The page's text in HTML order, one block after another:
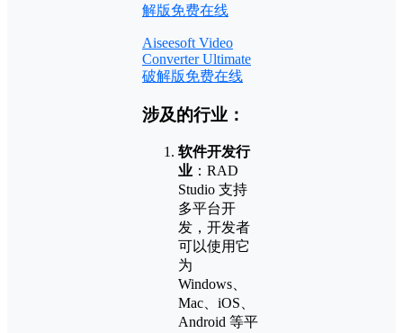
解版免费在线
Aiseesoft Video
Converter Ultimate
破解版免费在线
涉及的行业：
软件开发行
业 ：RAD
Studio 支持
多平台开
发，开发者
可以使用它
为
Windows、
Mac、iOS、
Android 等平